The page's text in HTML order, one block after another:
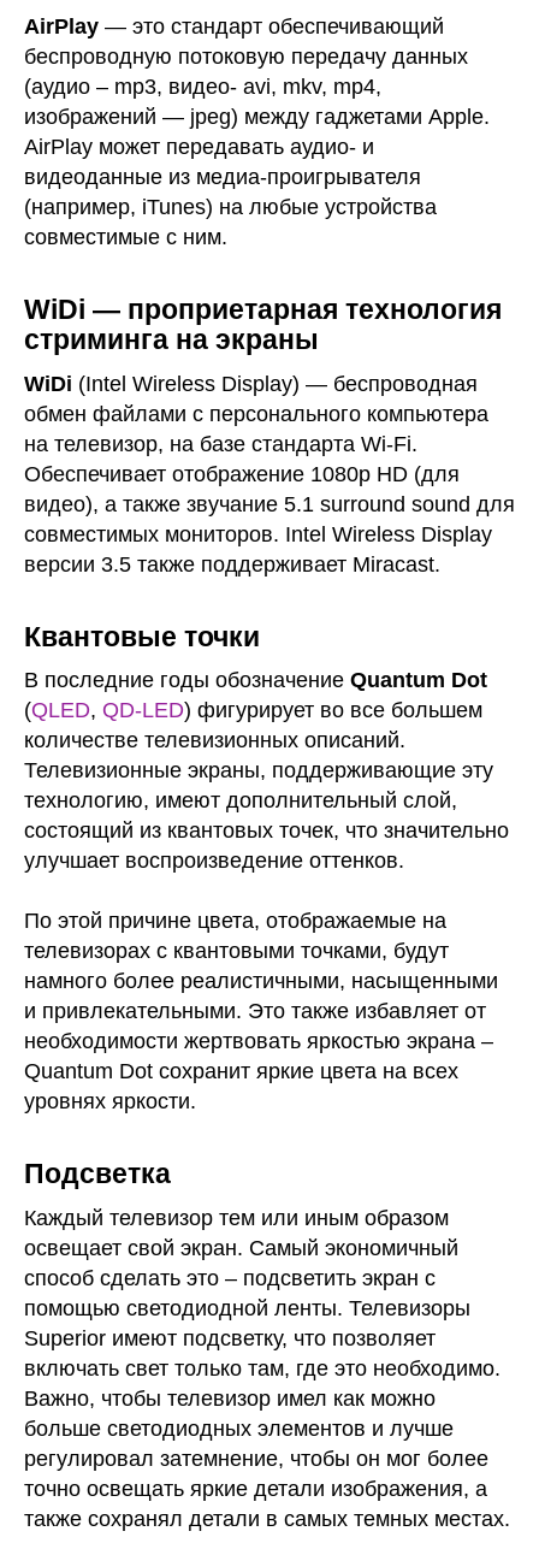
AirPlay — это стандарт обеспечивающий
беспроводную потоковую передачу данных
(аудио – mp3, видео- avi, mkv, mp4,
изображений — jpeg) между гаджетами Apple.
AirPlay может передавать аудио- и
видеоданные из медиа-проигрывателя
(например, iTunes) на любые устройства
совместимые с ним.
WiDi — проприетарная технология
стриминга на экраны
WiDi (Intel Wireless Display) — беспроводная
обмен файлами с персонального компьютера
на телевизор, на базе стандарта Wi-Fi.
Обеспечивает отображение 1080p HD (для
видео), а также звучание 5.1 surround sound для
совместимых мониторов. Intel Wireless Display
версии 3.5 также поддерживает Miracast.
Квантовые точки
В последние годы обозначение Quantum Dot
(QLED, QD-LED) фигурирует во все большем
количестве телевизионных описаний.
Телевизионные экраны, поддерживающие эту
технологию, имеют дополнительный слой,
состоящий из квантовых точек, что значительно
улучшает воспроизведение оттенков.
По этой причине цвета, отображаемые на
телевизорах с квантовыми точками, будут
намного более реалистичными, насыщенными
и привлекательными. Это также избавляет от
необходимости жертвовать яркостью экрана –
Quantum Dot сохранит яркие цвета на всех
уровнях яркости.
Подсветка
Каждый телевизор тем или иным образом
освещает свой экран. Самый экономичный
способ сделать это – подсветить экран с
помощью светодиодной ленты. Телевизоры
Superior имеют подсветку, что позволяет
включать свет только там, где это необходимо.
Важно, чтобы телевизор имел как можно
больше светодиодных элементов и лучше
регулировал затемнение, чтобы он мог более
точно освещать яркие детали изображения, а
также сохранял детали в самых темных местах.